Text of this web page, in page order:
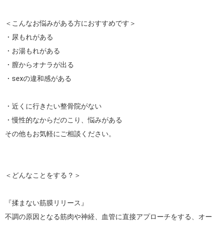
＜こんなお悩みがある方におすすめです＞
・尿もれがある
・お湯もれがある
・膣からオナラが出る
・sexの違和感がある
・近くに行きたい整骨院がない
・慢性的なからだのこり、悩みがある
その他もお気軽にご相談ください。
＜どんなことをする？＞
『揉まない筋膜リリース』
不調の原因となる筋肉や神経、血管に直接アプローチをする、オー